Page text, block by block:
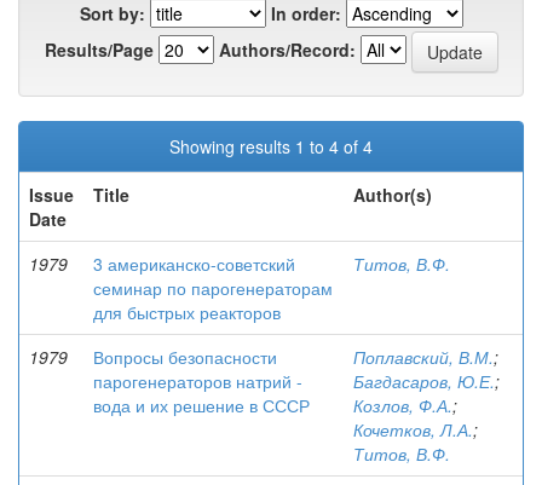
Sort by:
In order:
Results/Page
Authors/Record:
Showing results 1 to 4 of 4
Issue
Date
Title Author(s)
1979
3 американско-советский
семинар по парогенераторам
для быстрых реакторов
Титов, В.Ф.
1979
Вопросы безопасности
парогенераторов натрий -
вода и их решение в СССР
Поплавский, В.М.;
Багдасаров, Ю.Е.;
Козлов, Ф.А.;
Кочетков, Л.А.;
Титов, В.Ф.